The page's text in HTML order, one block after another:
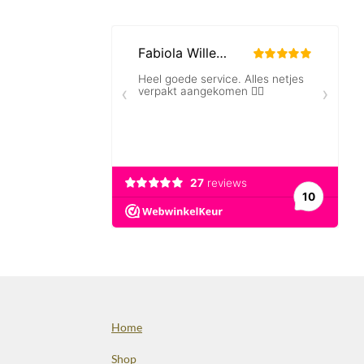
Home
Shop